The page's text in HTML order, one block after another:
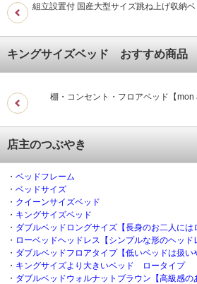
組立設置付 国産大型サイズ跳ね上げ収納
キングサイズベッド おすすめ商品
棚・コンセント・フロアベッド【mon
店主のつぶやき
・ ベッドフレーム
・ ベッドサイズ
・ クイーンサイズベッド
・ キングサイズベッド
・ ダブルベッドロングサイズ【長身のお二人には
・ ローベッドヘッドレス【シンプルな形のヘッド
・ ダブルベッドフロアタイプ【低いベッドは扱い
・ キングサイズより大きいベッド ロータイプ
・ ダブルベッドウォルナットブラウン【高級感の